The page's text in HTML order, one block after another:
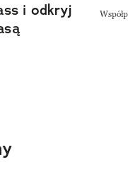
i odkryj